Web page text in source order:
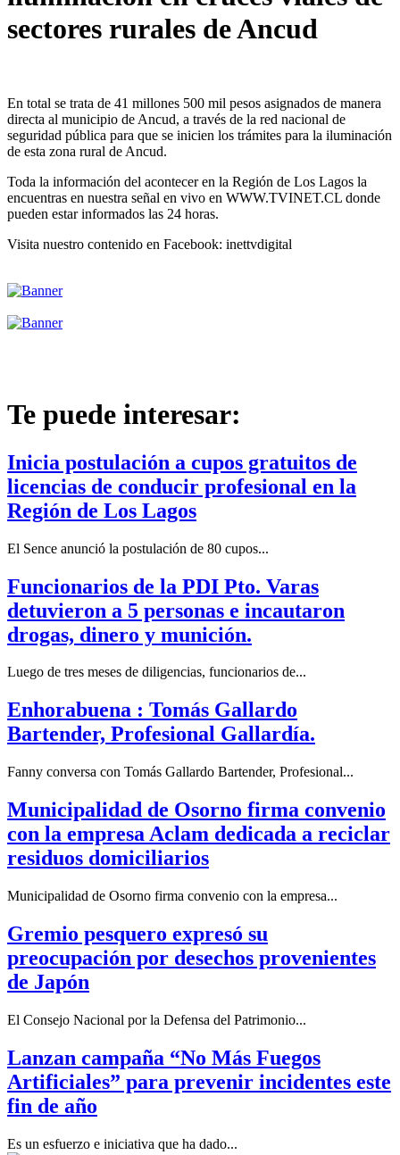
sectores rurales de Ancud
En total se trata de 41 millones 500 mil pesos asignados de manera
directa al municipio de Ancud, a través de la red nacional de
seguridad pública para que se inicien los trámites para la iluminación
de esta zona rural de Ancud.
Toda la información del acontecer en la Región de Los Lagos la
encuentras en nuestra señal en vivo en WWW.TVINET.CL donde
pueden estar informados las 24 horas.
Visita nuestro contenido en Facebook: inettvdigital
Te puede interesar:
Inicia postulación a cupos gratuitos de
licencias de conducir profesional en la
Región de Los Lagos
El Sence anunció la postulación de 80 cupos...
Funcionarios de la PDI Pto. Varas
detuvieron a 5 personas e incautaron
drogas, dinero y munición.
Luego de tres meses de diligencias, funcionarios de...
Enhorabuena : Tomás Gallardo
Bartender, Profesional Gallardía.
Fanny conversa con Tomás Gallardo Bartender, Profesional...
Municipalidad de Osorno firma convenio
con la empresa Aclam dedicada a reciclar
residuos domiciliarios
Municipalidad de Osorno firma convenio con la empresa...
Gremio pesquero expresó su
preocupación por desechos provenientes
de Japón
El Consejo Nacional por la Defensa del Patrimonio...
Lanzan campaña “No Más Fuegos
Artificiales” para prevenir incidentes este
fin de año
Es un esfuerzo e iniciativa que ha dado...